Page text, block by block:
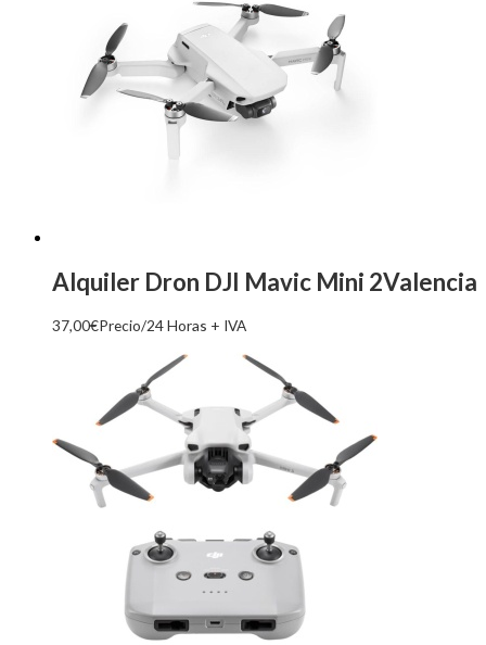
Alquiler Dron DJI Mavic Mini 2Valencia
37,00€Precio/24 Horas + IVA